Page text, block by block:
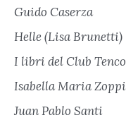
Guido Caserza
Helle (Lisa Brunetti)
I libri del Club Tenco
Isabella Maria Zoppi
Juan Pablo Santi